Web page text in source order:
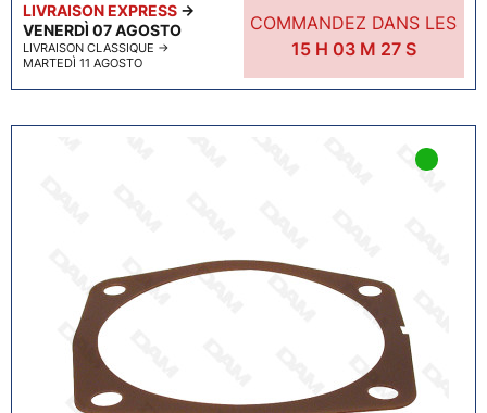
LIVRAISON EXPRESS →
VENERDÌ 07 AGOSTO
LIVRAISON CLASSIQUE →
MARTEDÌ 11 AGOSTO
COMMANDEZ DANS LES
15H 03M 26 S